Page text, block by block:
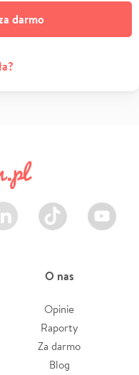
darmo
TikTok Youtube
O nas
Opinie
Raporty
Za darmo
Blog